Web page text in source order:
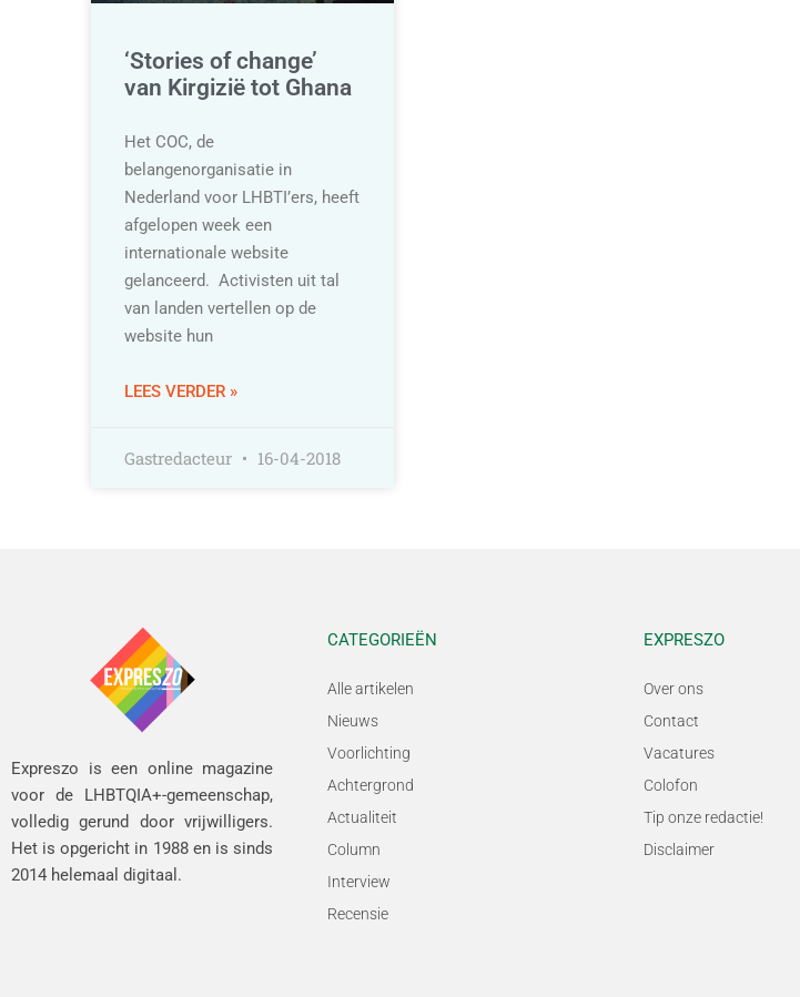
‘Stories of change’
van Kirgizië tot Ghana
Het COC, de
belangenorganisatie in
Nederland voor LHBTI’ers, heeft
afgelopen week een
internationale website
gelanceerd. Activisten uit tal
van landen vertellen op de
website hun
LEES VERDER »
Gastredacteur 16-04-2018
Expreszo is een online magazine
voor de LHBTQIA+-gemeenschap,
volledig gerund door vrijwilligers.
Het is opgericht in 1988 en is sinds
2014 helemaal digitaal.
CATEGORIEËN
Alle artikelen
Nieuws
Voorlichting
Achtergrond
Actualiteit
Column
Interview
Recensie
EXPRESZO
Over ons
Contact
Vacatures
Colofon
Tip onze redactie!
Disclaimer